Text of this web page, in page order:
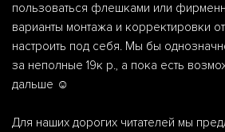
пользоваться флешками или
варианты монтажа и корректировки
настроить под себя. Мы бы
за неполные 19к р., а пока есть
дальше ☺️
Для наших дорогих читателей мы